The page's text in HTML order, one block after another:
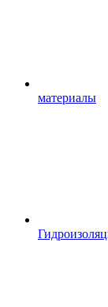
материалы